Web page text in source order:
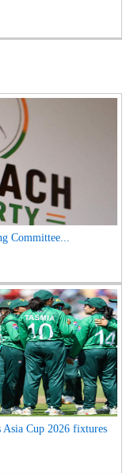
Committee...
Asia Cup 2026 fixtures